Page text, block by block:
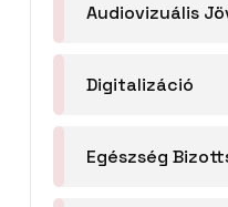
Audiovizuális
Digitalizáció
Egészség